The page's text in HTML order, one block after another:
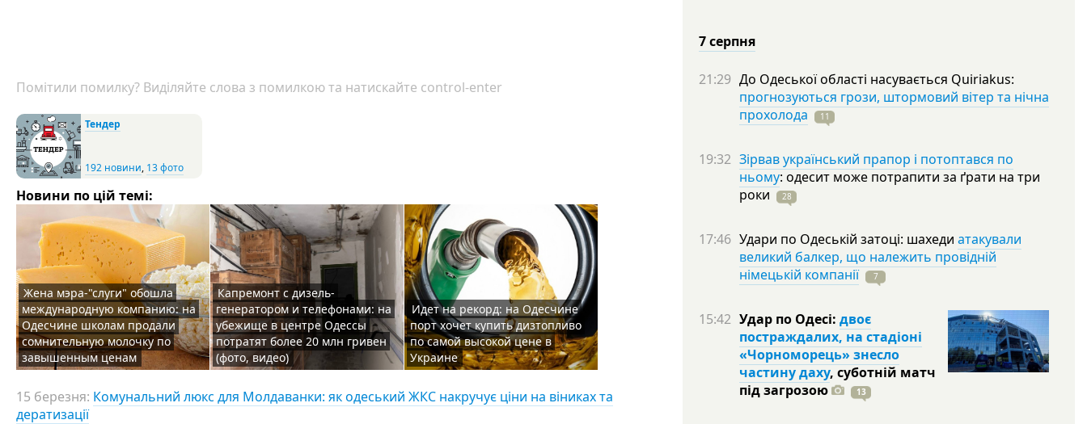
Помітили помилку? Виділяйте слова з помилкою та натискайте control-enter
Тендер
192 новини, 13 фото
Новини по цій темі:
Жена мэра-"слуги" обошла
международную компанию: на
Одесчине школам продали
сомнительную молочку по
завышенным ценам
Капремонт с дизель-
генератором и телефонами: на
убежище в центре Одессы
потратят более 20 млн гривен
(фото, видео)
Идет на рекорд: на Одесчине
порт хочет купить дизтопливо
по самой высокой цене в
Украине
15 березня: Комунальний люкс для Молдаванки: як одеський ЖКС накручує ціни на віниках та
дератизації
7 серпня
21:29 До Одеської області насувається Quiriakus:
прогнозуються грози, штормовий вітер та нічна
прохолода
11
19:32 Зірвав український прапор і потоптався по
ньому: одесит може потрапити за ґрати на три
роки
28
17:46 Удари по Одеській затоці: шахеди атакували
великий балкер, що належить провідній
німецькій компанії
7
15:42 Удар по Одесі: двоє
постраждалих, на стадіоні
«Чорноморець» знесло
частину даху, суботній матч
підзагрозою 13